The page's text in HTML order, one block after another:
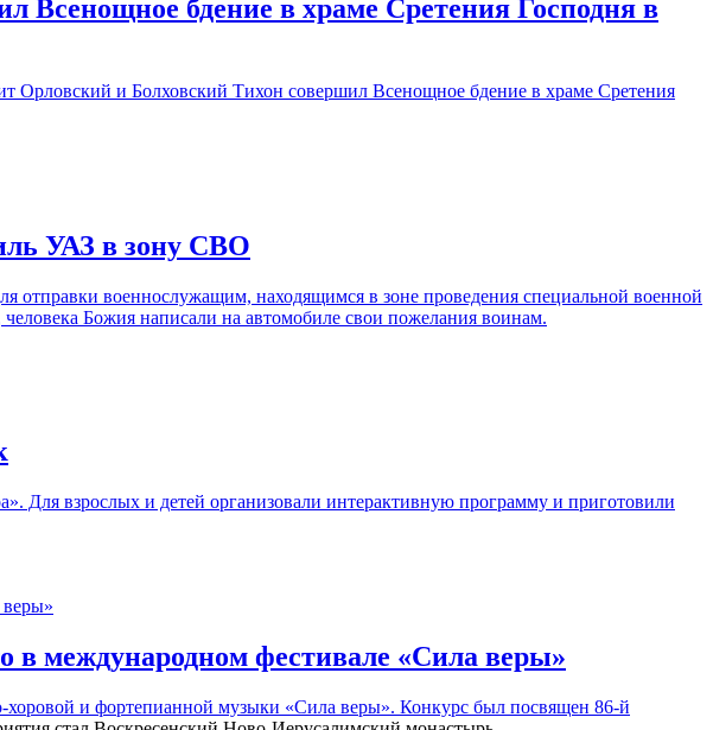
Всенощное бдение в храме Сретения Господня в
Орловский и Болховский Тихон совершил Всенощное бдение в храме Сретения
УАЗ в зону СВО
отправки военнослужащим, находящимся в зоне проведения специальной военной
Божия написали на автомобиле свои пожелания воинам.
Для взрослых и детей организовали интерактивную программу и приготовили
в международном фестивале «Сила веры»
и фортепианной музыки «Сила веры». Конкурс был посвящен 86-й